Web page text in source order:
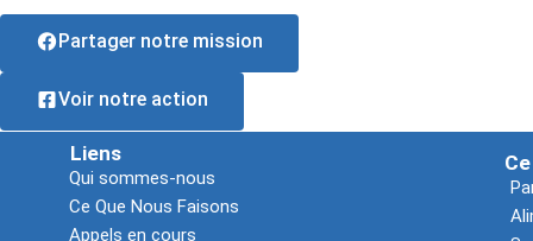
Partager notre mission
Voir notre action
Liens
Qui sommes-nous
Ce Que Nous Faisons
Appels en cours